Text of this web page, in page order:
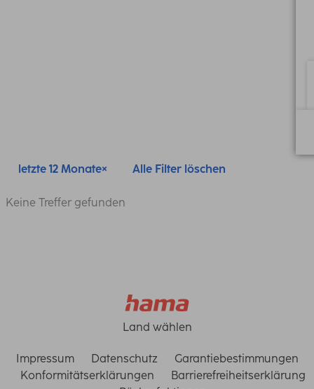
letzte 12 Monate Alle Filter löschen
Keine Treffer gefunden
Land wählen
Impressum Datenschutz
Garantiebestimmungen
Konformitätserklärungen
Barrierefreiheitserklärung